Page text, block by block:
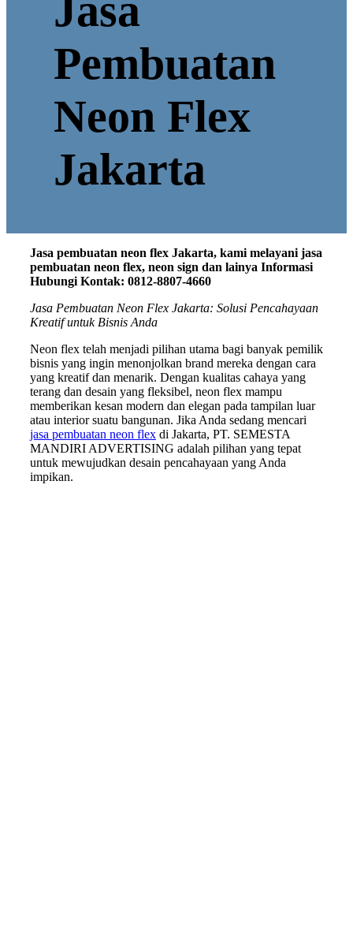
Jasa
Pembuatan
Neon Flex
Jakarta
Jasa pembuatan neon flex Jakarta, kami melayani jasa
pembuatan neon flex, neon sign dan lainya Informasi
Hubungi Kontak: 0812-8807-4660
Jasa Pembuatan Neon Flex Jakarta: Solusi Pencahayaan
Kreatif untuk Bisnis Anda
Neon flex telah menjadi pilihan utama bagi banyak pemilik
bisnis yang ingin menonjolkan brand mereka dengan cara
yang kreatif dan menarik. Dengan kualitas cahaya yang
terang dan desain yang fleksibel, neon flex mampu
memberikan kesan modern dan elegan pada tampilan luar
atau interior suatu bangunan. Jika Anda sedang mencari
jasa pembuatan neon flex di Jakarta, PT. SEMESTA
MANDIRI ADVERTISING adalah pilihan yang tepat
untuk mewujudkan desain pencahayaan yang Anda
impikan.